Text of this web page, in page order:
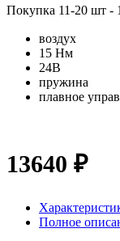
Покупка 11-20 шт -
воздух
15 Нм
24В
пружина
плавное
13640 ₽
Полное